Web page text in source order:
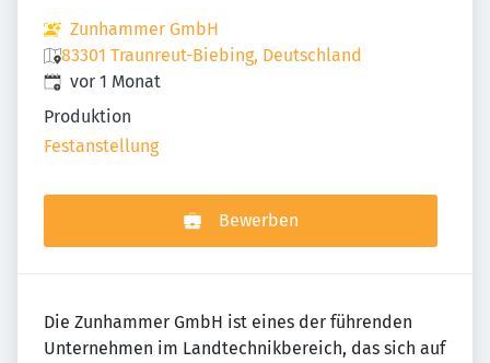
Zunhammer GmbH
83301 Traunreut-Biebing, Deutschland
Veröffentlicht:
vor 1 Monat
Produktion
Festanstellung
Bewerben
Die Zunhammer GmbH ist eines der führenden
Unternehmen im Landtechnikbereich, das sich auf